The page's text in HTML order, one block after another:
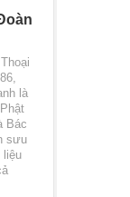
là
Bác
sưu
liệu